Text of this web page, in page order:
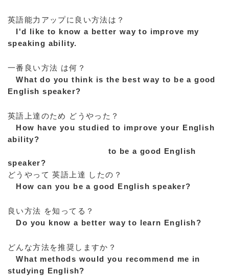
英語能力アップに良い方法は？
I'd like to know a better way to improve my
speaking ability.
一番良い方法 は何？
What do you think is the best way to be a good
English speaker?
英語上達のため どうやった？
How have you studied to improve your English
ability?
to be a good English
speaker?
どうやって 英語上達 したの？
How can you be a good English speaker?
良い方法 を知ってる？
Do you know a better way to learn English?
どんな方法を推奨しますか？
What methods would you recommend me in
studying English?